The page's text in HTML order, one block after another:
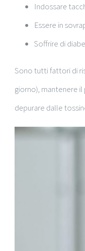
Indossare
Essere in
Soffrire di
Sono tutti fattori di
giorno), mantenere
depurare dalle